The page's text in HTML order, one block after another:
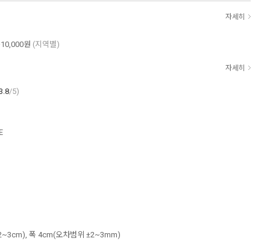
자세히
원 (지역별)
자세히
/5)
폭 4cm(오차범위 ±2~3mm)